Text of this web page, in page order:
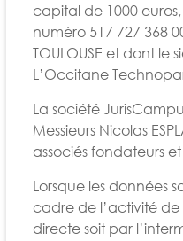
capital de 1000
numéro 517 727 368
TOULOUSE et dont le
L’Occitane
La société
Messieurs Nicolas
associés fondateurs
Lorsque les données
cadre de l’activité
directe soit par